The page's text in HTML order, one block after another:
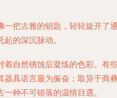
把古雅的钥匙，轻轻旋开
的深沉脉动。
自然锈蚀后凝练的色彩。
具语言最为振奋：取异于
种不可错落的温情目遇。